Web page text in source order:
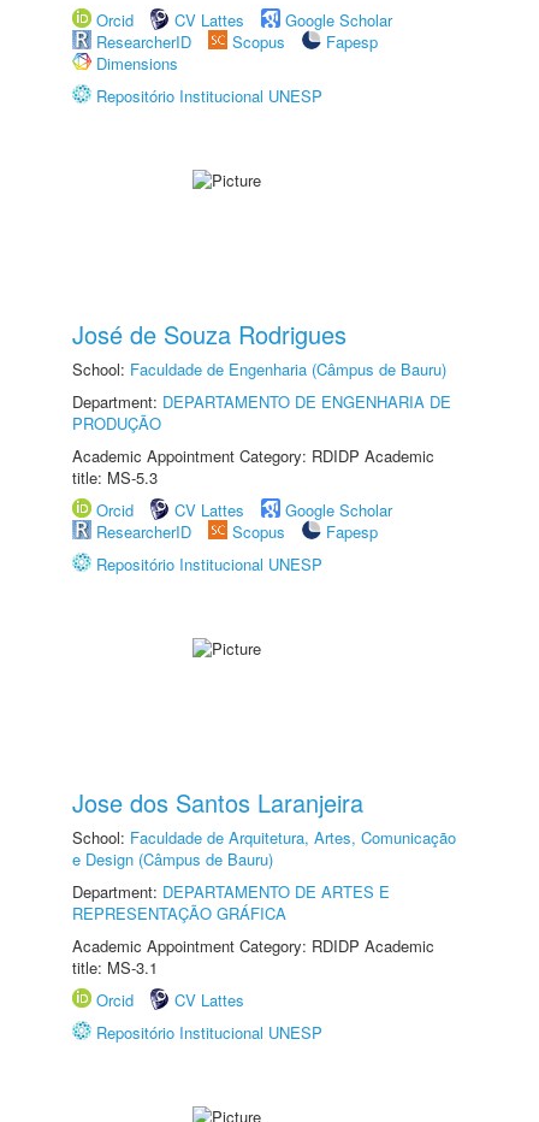
Orcid
CV Lattes
Google Scholar
ResearcherID
Scopus
Fapesp
Dimensions
Repositório Institucional UNESP
José de Souza Rodrigues
School: Faculdade de Engenharia (Câmpus de Bauru)
Department: DEPARTAMENTO DE ENGENHARIA DE
PRODUÇÃO
Academic Appointment Category: RDIDP Academic
title: MS-5.3
Orcid
CV Lattes
Google Scholar
ResearcherID
Scopus
Fapesp
Repositório Institucional UNESP
Jose dos Santos Laranjeira
School: Faculdade de Arquitetura, Artes, Comunicação
e Design (Câmpus de Bauru)
Department: DEPARTAMENTO DE ARTES E
REPRESENTAÇÃO GRÁFICA
Academic Appointment Category: RDIDP Academic
title: MS-3.1
Orcid
CV Lattes
Repositório Institucional UNESP